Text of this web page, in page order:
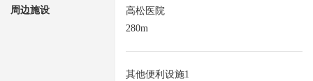
周边施设
高松医院
280m
其他便利设施1